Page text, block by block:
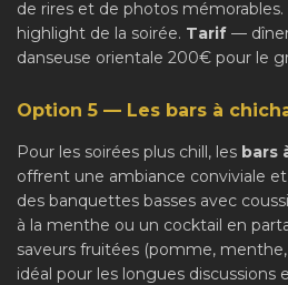
de rires et de photos
highlight de la soirée. Tarif —
danseuse orientale 200€ pour le
Option 5 — Les bars à
Pour les soirées plus chill, les bars
offrent une ambiance conviviale
des banquettes basses avec
à la menthe ou un cocktail en
saveurs fruitées (pomme,
idéal pour les longues discussions